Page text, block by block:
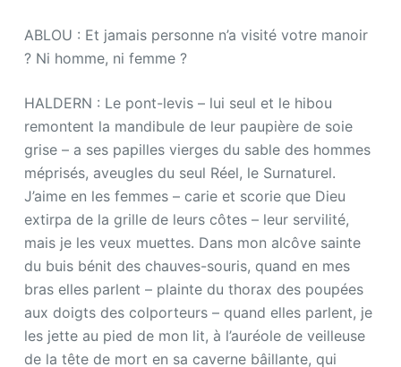
ABLOU : Et jamais personne n’a visité votre manoir
? Ni homme, ni femme ?
HALDERN : Le pont-levis – lui seul et le hibou
remontent la mandibule de leur paupière de soie
grise – a ses papilles vierges du sable des hommes
méprisés, aveugles du seul Réel, le Surnaturel.
J’aime en les femmes – carie et scorie que Dieu
extirpa de la grille de leurs côtes – leur servilité,
mais je les veux muettes. Dans mon alcôve sainte
du buis bénit des chauves-souris, quand en mes
bras elles parlent – plainte du thorax des poupées
aux doigts des colporteurs – quand elles parlent, je
les jette au pied de mon lit, à l’auréole de veilleuse
de la tête de mort en sa caverne bâillante, qui